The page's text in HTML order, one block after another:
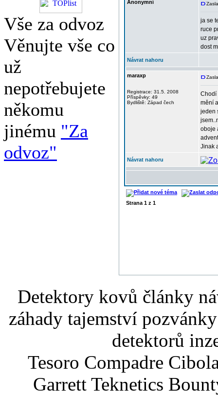
Vše za odvoz
Věnujte vše co
už
nepotřebujete
někomu
jinému "Za
odvoz"
Anonymní
ja se
ruce
uz
dost
Návrat nahoru
maraxp
Registrace: 31.5. 2008
Příspěvky: 49
Bydliště: Západ čech
Chodí
mění
jeden
oboje
Jinak
Návrat nahoru
Strana 1 z 1
Detektory kovů články
záhady tajemství
detektorů
Tesoro Compadre
Garrett Teknetics